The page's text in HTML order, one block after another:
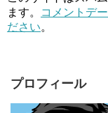
ます。
コメントデ
ださい。
プロフィール